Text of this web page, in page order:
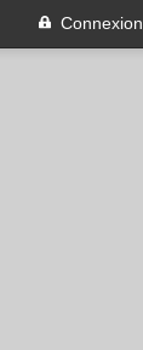
Connexion